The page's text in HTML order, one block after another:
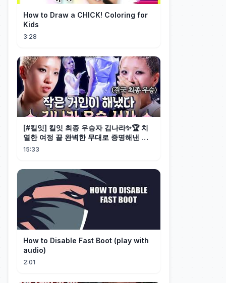
How to Draw a CHICK! Coloring for
Kids
3:28
[#킬잇] 킬잇 최종 우승자 김나라✨🏆 치
열한 여정 끝 완벽한 무대로 증명해낸 작
은 거인의 마지막 피날레💗
15:33
How to Disable Fast Boot (play with
audio)
2:01